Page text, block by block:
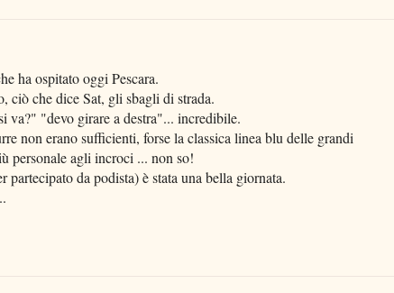
ha ospitato oggi Pescara.
ciò che dice Sat, gli sbagli di strada.
va?" "devo girare a destra"... incredibile.
non erano sufficienti, forse la classica linea blu delle grandi
personale agli incroci ... non so!
da podista) è stata una bella giornata.